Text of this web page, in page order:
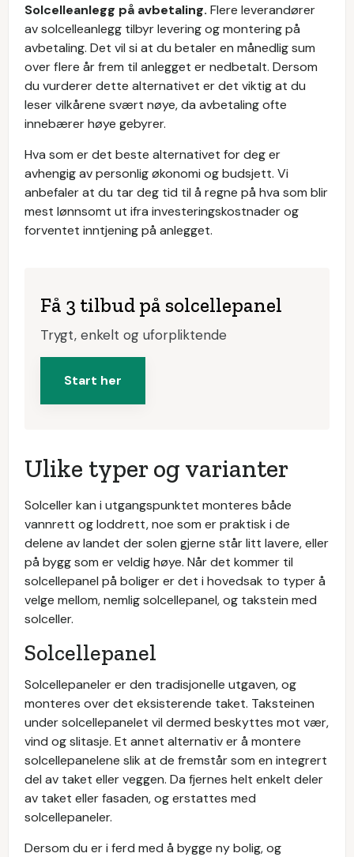
Solcelleanlegg på avbetaling. Flere leverandører
av solcelleanlegg tilbyr levering og montering på
avbetaling. Det vil si at du betaler en månedlig sum
over flere år frem til anlegget er nedbetalt. Dersom
du vurderer dette alternativet er det viktig at du
leser vilkårene svært nøye, da avbetaling ofte
innebærer høye gebyrer.
Hva som er det beste alternativet for deg er
avhengig av personlig økonomi og budsjett. Vi
anbefaler at du tar deg tid til å regne på hva som blir
mest lønnsomt ut ifra investeringskostnader og
forventet inntjening på anlegget.
Få 3 tilbud på solcellepanel
Trygt, enkelt og uforpliktende
Start her
Ulike typer og varianter
Solceller kan i utgangspunktet monteres både
vannrett og loddrett, noe som er praktisk i de
delene av landet der solen gjerne står litt lavere, eller
på bygg som er veldig høye. Når det kommer til
solcellepanel på boliger er det i hovedsak to typer å
velge mellom, nemlig solcellepanel, og takstein med
solceller.
Solcellepanel
Solcellepaneler er den tradisjonelle utgaven, og
monteres over det eksisterende taket. Taksteinen
under solcellepanelet vil dermed beskyttes mot vær,
vind og slitasje. Et annet alternativ er å montere
solcellepanelene slik at de fremstår som en integrert
del av taket eller veggen. Da fjernes helt enkelt deler
av taket eller fasaden, og erstattes med
solcellepaneler.
Dersom du er i ferd med å bygge ny bolig, og